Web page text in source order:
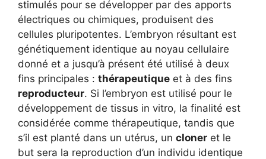
stimulés pour se développer par des apports
électriques ou chimiques, produisent des
cellules pluripotentes. L’embryon résultant est
génétiquement identique au noyau cellulaire
donné et a jusqu’à présent été utilisé à deux
fins principales : thérapeutique et à des fins
reproducteur. Si l’embryon est utilisé pour le
développement de tissus in vitro, la finalité est
considérée comme thérapeutique, tandis que
s’il est planté dans un utérus, un cloner et le
but sera la reproduction d’un individu identique